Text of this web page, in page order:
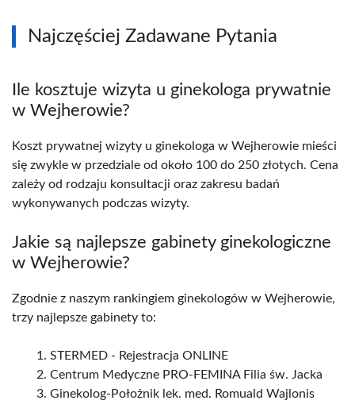
Najczęściej Zadawane Pytania
Ile kosztuje wizyta u ginekologa prywatnie
w Wejherowie?
Koszt prywatnej wizyty u ginekologa w Wejherowie mieści
się zwykle w przedziale od około 100 do 250 złotych. Cena
zależy od rodzaju konsultacji oraz zakresu badań
wykonywanych podczas wizyty.
Jakie są najlepsze gabinety ginekologiczne
w Wejherowie?
Zgodnie z naszym rankingiem ginekologów w Wejherowie,
trzy najlepsze gabinety to:
STERMED - Rejestracja ONLINE
Centrum Medyczne PRO-FEMINA Filia św. Jacka
Ginekolog-Położnik lek. med. Romuald Wajlonis